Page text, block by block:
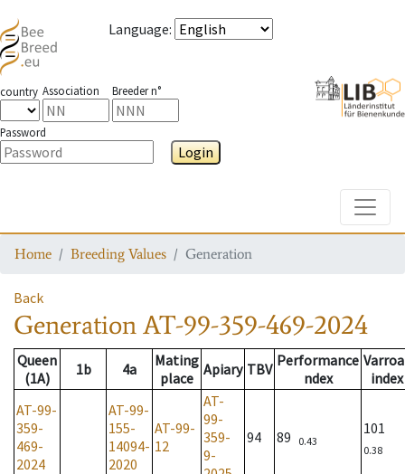
Language:
country Association Breeder n°
Password
Login
Home Breeding Values Generation
Back
GenerationAT-99-359-469-2024
Queen
(1A)
1b 4a
Mating
place Apiary TBV Performance
ndex
index
AT-99-
359-
469-
2024
AT-99-
155-
14094-
2020
AT-99-
12
AT-
99-
359-
9-
94 89 0.43
101
0.38